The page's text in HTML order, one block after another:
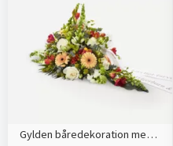
Gylden båredekoration med bånd